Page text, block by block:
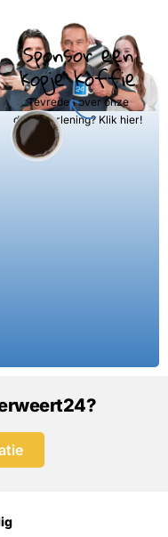
Sponsor een
kopje koffie
Tevreden over onze
dienstverlening? Klik hier!